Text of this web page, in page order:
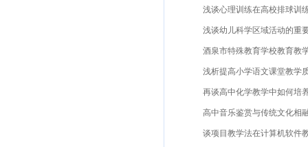
浅谈心理训练在高校排球训练
浅谈幼儿科学区域活动的重
酒泉市特殊教育学校教育教学
浅析提高小学语文课堂教学质
再谈高中化学教学中如何培养
高中音乐鉴赏与传统文化相融
谈项目教学法在计算机软件教